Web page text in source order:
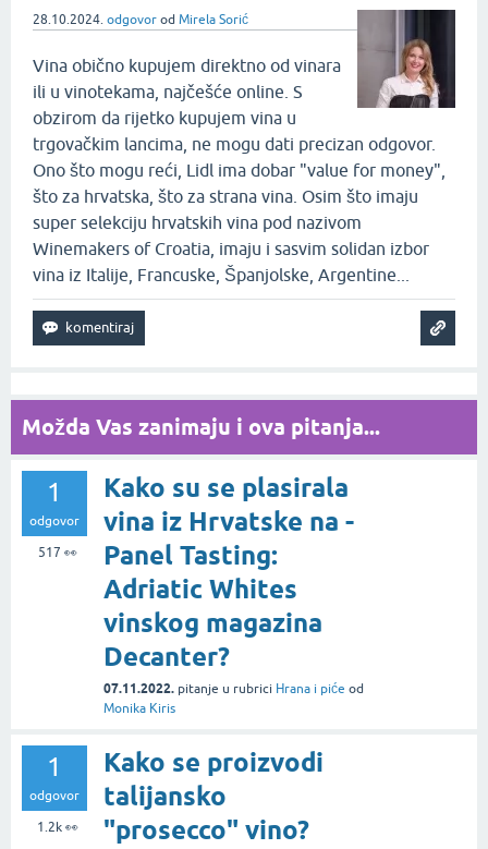
28.10.2024. odgovor od Mirela Sorić
Vina obično kupujem direktno od vinara
ili u vinotekama, najčešće online. S
obzirom da rijetko kupujem vina u
trgovačkim lancima, ne mogu dati precizan odgovor.
Ono što mogu reći, Lidl ima dobar "value for money",
što za hrvatska, što za strana vina. Osim što imaju
super selekciju hrvatskih vina pod nazivom
Winemakers of Croatia, imaju i sasvim solidan izbor
vina iz Italije, Francuske, Španjolske, Argentine...
Možda Vas zanimaju i ova pitanja...
1
odgovor
517 👀
Kako su se plasirala
vina iz Hrvatske na -
Panel Tasting:
Adriatic Whites
vinskog magazina
Decanter?
07.11.2022. pitanje u rubrici Hrana i piće od
Monika Kiris
1
odgovor
1.2k👀
Kako se proizvodi
talijansko
"prosecco" vino?